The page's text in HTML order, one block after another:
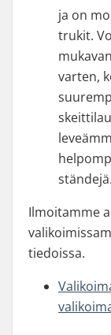
ja on
trukit.
varten,
ständejä.
Ilmoitamme
tiedoissa.